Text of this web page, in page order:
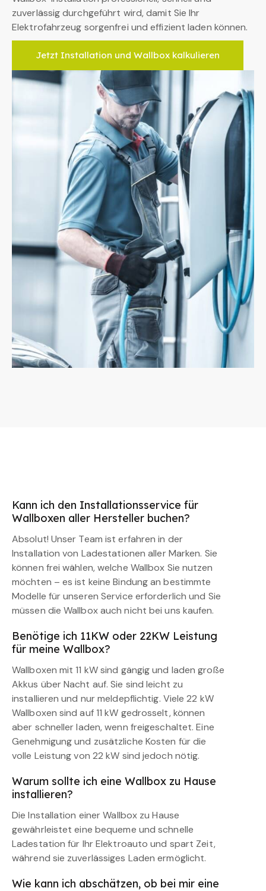
zuverlässig durchgeführt wird, damit Sie Ihr
Elektrofahrzeug sorgenfrei und effizient laden können.
Jetzt Installation und Wallbox kalkulieren
Kann ich den Installationsservice für
Wallboxen aller Hersteller buchen?
Absolut! Unser Team ist erfahren in der
Installation von Ladestationen aller Marken. Sie
können frei wählen, welche Wallbox Sie nutzen
möchten – es ist keine Bindung an bestimmte
Modelle für unseren Service erforderlich und Sie
müssen die Wallbox auch nicht bei uns kaufen.
Benötige ich 11KW oder 22KW Leistung
für meine Wallbox?
Wallboxen mit 11 kW sind gängig und laden große
Akkus über Nacht auf. Sie sind leicht zu
installieren und nur meldepflichtig. Viele 22 kW
Wallboxen sind auf 11 kW gedrosselt, können
aber schneller laden, wenn freigeschaltet. Eine
Genehmigung und zusätzliche Kosten für die
volle Leistung von 22 kW sind jedoch nötig.
Warum sollte ich eine Wallbox zu Hause
installieren?
Die Installation einer Wallbox zu Hause
gewährleistet eine bequeme und schnelle
Ladestation für Ihr Elektroauto und spart Zeit,
während sie zuverlässiges Laden ermöglicht.
Wie kann ich abschätzen, ob bei mir eine